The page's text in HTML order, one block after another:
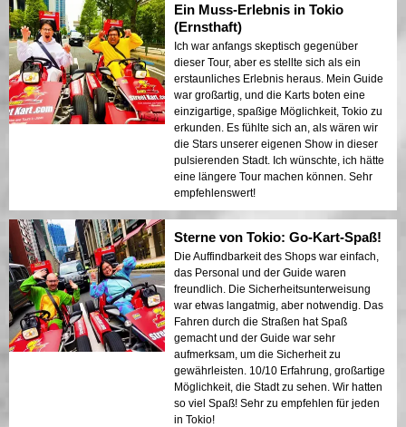
sondern unvergesslich. Sehr
empfehlenswert für jeden, der eine
fantastische Zeit beim Fahren in Tokio
verbringen möchte!
Ein Muss-Erlebnis in Tokio
(Ernsthaft)
Ich war anfangs skeptisch gegenüber
dieser Tour, aber es stellte sich als ein
erstaunliches Erlebnis heraus. Mein Guide
war großartig, und die Karts boten eine
einzigartige, spaßige Möglichkeit, Tokio zu
erkunden. Es fühlte sich an, als wären wir
die Stars unserer eigenen Show in dieser
pulsierenden Stadt. Ich wünschte, ich hätte
eine längere Tour machen können. Sehr
empfehlenswert!
Sterne von Tokio: Go-Kart-Spaß!
Die Auffindbarkeit des Shops war einfach,
das Personal und der Guide waren
freundlich. Die Sicherheitsunterweisung
war etwas langatmig, aber notwendig. Das
Fahren durch die Straßen hat Spaß
gemacht und der Guide war sehr
aufmerksam, um die Sicherheit zu
gewährleisten. 10/10 Erfahrung, großartige
Möglichkeit, die Stadt zu sehen. Wir hatten
so viel Spaß! Sehr zu empfehlen für jeden
in Tokio!